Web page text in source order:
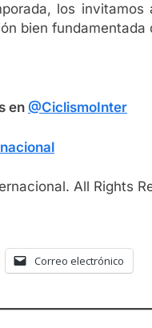
los
bien fundamentada
en @CiclismoInter
All Rights
Correo electrónico